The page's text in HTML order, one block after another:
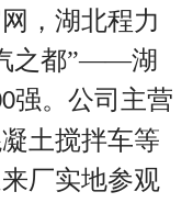
，湖北程力
之都”——湖
强。公司主营
土搅拌车等
厂实地参观